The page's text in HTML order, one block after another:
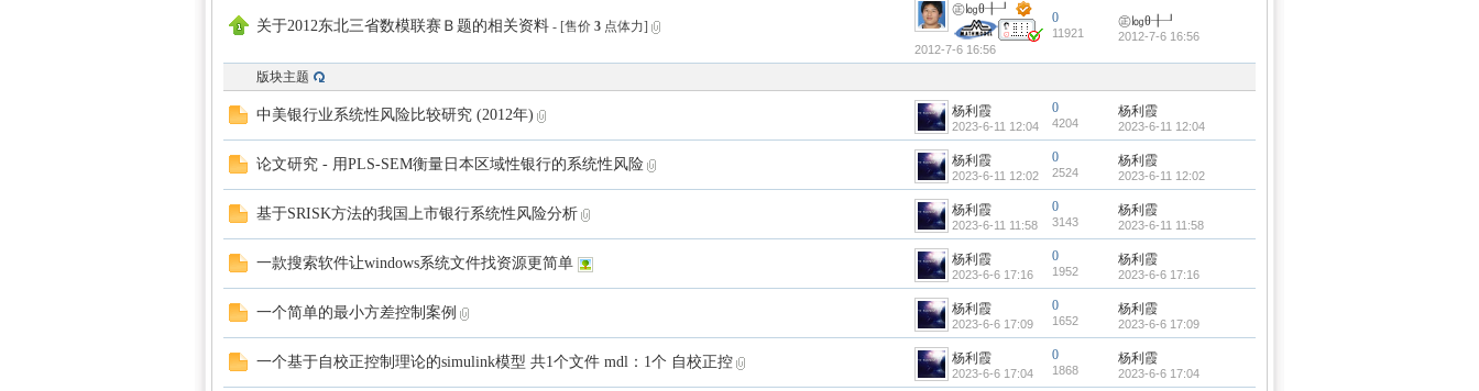
关于2012东北三省数模联赛Ｂ题的相关资料 - [售价 3 点体力]
㊣㏒θ╂┚
2012-7-6 16:56
0
11921
㊣㏒θ╂┚
2012-7-6 16:56
版块主题
中美银行业系统性风险比较研究 (2012年) 杨利霞
2023-6-11 12:04
0
4204
杨利霞
2023-6-11 12:04
论文研究 - 用PLS-SEM衡量日本区域性银行的系统性风险 杨利霞
2023-6-11 12:02
0
2524
杨利霞
2023-6-11 12:02
基于SRISK方法的我国上市银行系统性风险分析 杨利霞
2023-6-11 11:58
0
3143
杨利霞
2023-6-11 11:58
一款搜索软件让windows系统文件找资源更简单 杨利霞
2023-6-6 17:16
0
1952
杨利霞
2023-6-6 17:16
一个简单的最小方差控制案例 杨利霞
2023-6-6 17:09
0
1652
杨利霞
2023-6-6 17:09
一个基于自校正控制理论的simulink模型 共1个文件 mdl：1个 自校正控 杨利霞
2023-6-6 17:04
0
1868
杨利霞
2023-6-6 17:04